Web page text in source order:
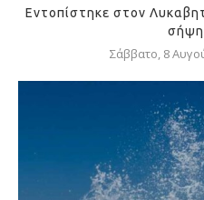
Εντοπίστηκε στον
σήψη
Σάββατο, 8